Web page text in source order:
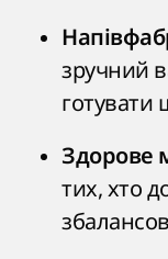
зручний
готувати
Здорове
тих, хто